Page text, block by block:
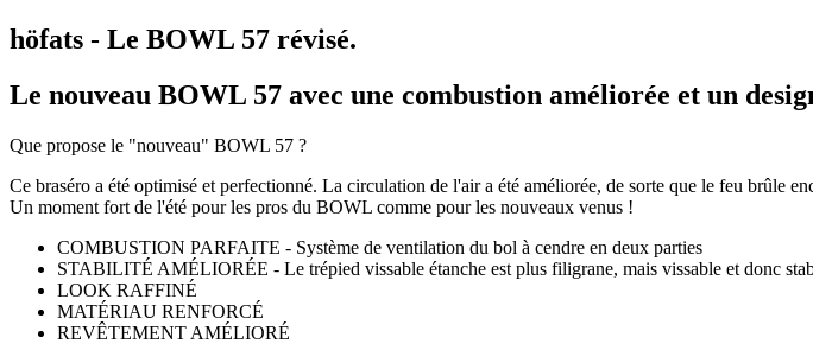
höfats - Le BOWL 57 révisé.
Le nouveau BOWL 57 avec une combustion améliorée et un
Que propose le "nouveau" BOWL 57 ?
Ce braséro a été optimisé et perfectionné. La circulation de l'air a été améliorée, de sorte que le feu brûle
Un moment fort de l'été pour les pros du BOWL comme pour les nouveaux venus !
COMBUSTION PARFAITE - Système de ventilation du bol à cendre en deux parties
STABILITÉ AMÉLIORÉE - Le trépied vissable étanche est plus filigrane, mais vissable et donc
LOOK RAFFINÉ
MATÉRIAU RENFORCÉ
REVÊTEMENT AMÉLIORÉ